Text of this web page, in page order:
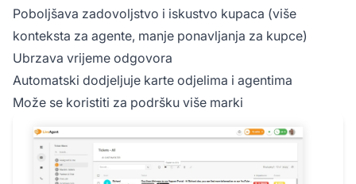
Poboljšava zadovoljstvo i iskustvo kupaca (više
konteksta za agente, manje ponavljanja za kupce)
Ubrzava vrijeme odgovora
Automatski dodjeljuje karte odjelima i agentima
Može se koristiti za podršku više marki